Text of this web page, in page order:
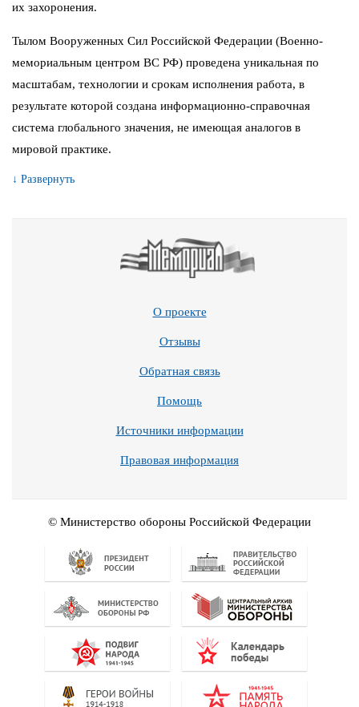
их захоронения.
Тылом Вооруженных Сил Российской Федерации (Военно-
мемориальным центром ВС РФ) проведена уникальная по
масштабам, технологии и срокам исполнения работа, в
результате которой создана информационно-справочная
система глобального значения, не имеющая аналогов в
мировой практике.
↓ Развернуть
О проекте
Отзывы
Обратная связь
Помощь
Источники информации
Правовая информация
© Министерство обороны Российской Федерации